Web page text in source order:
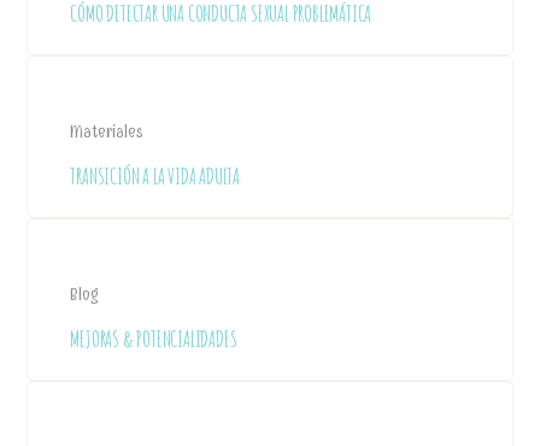
CÓMO DETECTAR UNA CONDUCTA SEXUAL PROBLEMÁTICA
Materiales
TRANSICIÓN A LA VIDA ADULTA
Blog
MEJORAS & POTENCIALIDADES